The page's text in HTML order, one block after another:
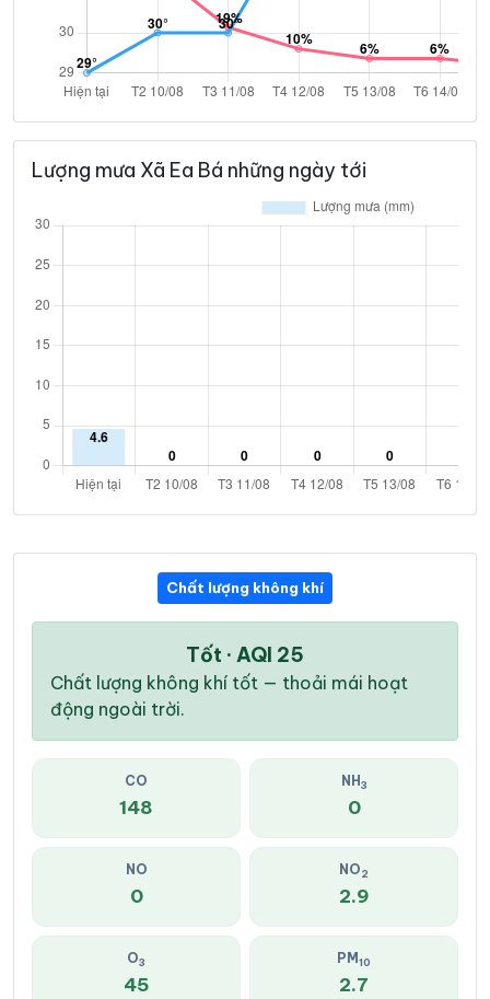
Lượng mưa Xã Ea Bá những ngày tới
Chất lượng không khí
Tốt · AQI 25
Chất lượng không khí tốt — thoải mái hoạt
động ngoài trời.
CO
148
NH 3
0
NO
0
NO2
2.9
O3
45
PM 10
2.7